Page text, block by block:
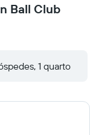
Ball Club
1 quarto